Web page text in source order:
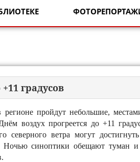
градусов
регионе пройдут небольшие,
воздух прогреется до +11
северного ветра могут
Ночью синоптики обещают туман